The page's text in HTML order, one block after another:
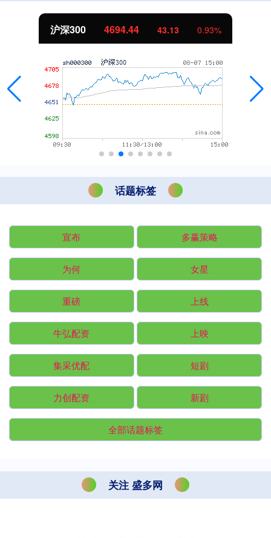
沪深300 4694.44 43.13 0.93%
话题标签
宣布 多赢策略
为何 女星
重磅 上线
牛弘配资 上映
集采优配 短剧
力创配资 新剧
全部话题标签
关注 盛多网